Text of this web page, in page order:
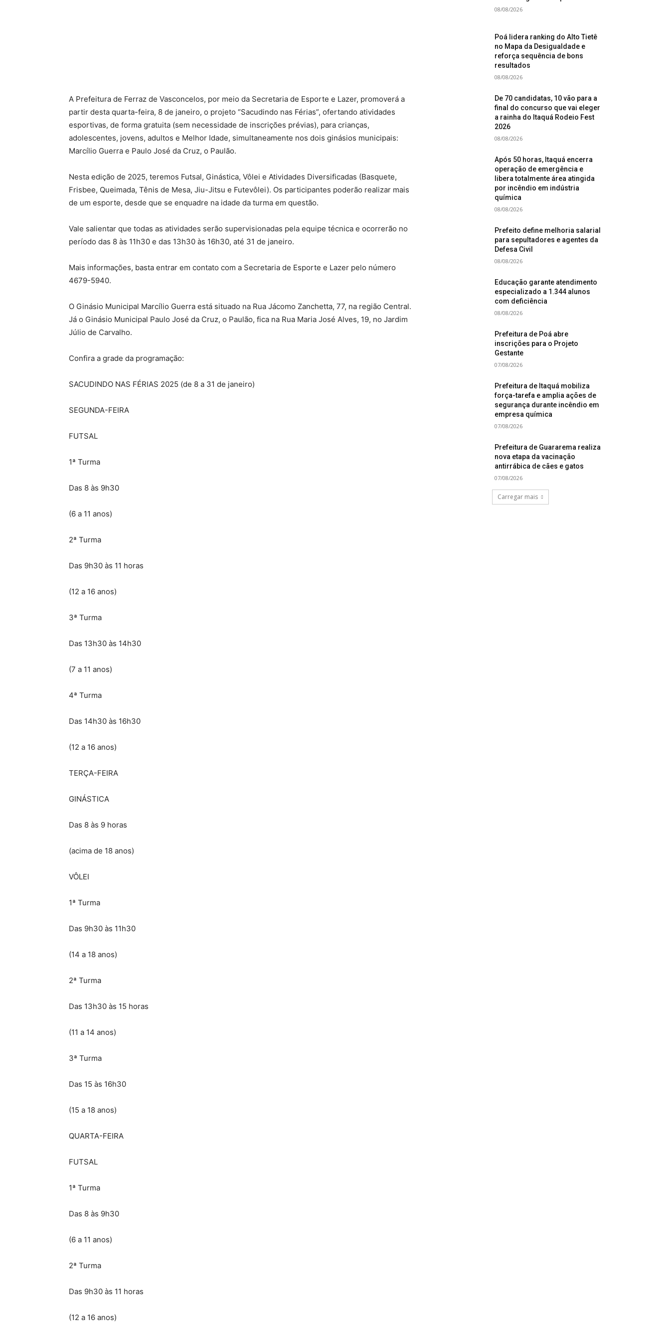
A Prefeitura de Ferraz de Vasconcelos, por meio da Secretaria de Esporte e Lazer, promoverá a
partir desta quarta-feira, 8 de janeiro, o projeto “Sacudindo nas Férias”, ofertando atividades
esportivas, de forma gratuita (sem necessidade de inscrições prévias), para crianças,
adolescentes, jovens, adultos e Melhor Idade, simultaneamente nos dois ginásios municipais:
Marcílio Guerra e Paulo José da Cruz, o Paulão.
Nesta edição de 2025, teremos Futsal, Ginástica, Vôlei e Atividades Diversificadas (Basquete,
Frisbee, Queimada, Tênis de Mesa, Jiu-Jitsu e Futevôlei). Os participantes poderão realizar mais
de um esporte, desde que se enquadre na idade da turma em questão.
Vale salientar que todas as atividades serão supervisionadas pela equipe técnica e ocorrerão no
período das 8 às 11h30 e das 13h30 às 16h30, até 31 de janeiro.
Mais informações, basta entrar em contato com a Secretaria de Esporte e Lazer pelo número
4679-5940.
O Ginásio Municipal Marcílio Guerra está situado na Rua Jácomo Zanchetta, 77, na região Central.
Já o Ginásio Municipal Paulo José da Cruz, o Paulão, fica na Rua Maria José Alves, 19, no Jardim
Júlio de Carvalho.
Confira a grade da programação:
SACUDINDO NAS FÉRIAS 2025 (de 8 a 31 de janeiro)
SEGUNDA-FEIRA
FUTSAL
1ª Turma
Das 8 às 9h30
(6 a 11 anos)
2ª Turma
Das 9h30 às 11 horas
(12 a 16 anos)
3ª Turma
Das 13h30 às 14h30
(7 a 11 anos)
4ª Turma
Das 14h30 às 16h30
(12 a 16 anos)
TERÇA-FEIRA
GINÁSTICA
Das 8 às 9 horas
(acima de 18 anos)
VÔLEI
1ª Turma
Das 9h30 às 11h30
(14 a 18 anos)
2ª Turma
Das 13h30 às 15 horas
(11 a 14 anos)
3ª Turma
Das 15 às 16h30
(15 a 18 anos)
QUARTA-FEIRA
FUTSAL
1ª Turma
Das 8 às 9h30
(6 a 11 anos)
2ª Turma
Das 9h30 às 11 horas
(12 a 16 anos)
08/08/2026
Poá lidera ranking do Alto Tietê
no Mapa da Desigualdade e
reforça sequência de bons
resultados
08/08/2026
De 70 candidatas, 10 vão para a
final do concurso que vai eleger
a rainha do Itaquá Rodeio Fest
2026
08/08/2026
Após 50 horas, Itaquá encerra
operação de emergência e
libera totalmente área atingida
por incêndio em indústria
química
08/08/2026
Prefeito define melhoria salarial
para sepultadores e agentes da
Defesa Civil
08/08/2026
Educação garante atendimento
especializado a 1.344 alunos
com deficiência
08/08/2026
Prefeitura de Poá abre
inscrições para o Projeto
Gestante
07/08/2026
Prefeitura de Itaquá mobiliza
força-tarefa e amplia ações de
segurança durante incêndio em
empresa química
07/08/2026
Prefeitura de Guararema realiza
nova etapa da vacinação
antirrábica de cães e gatos
07/08/2026
Carregar mais